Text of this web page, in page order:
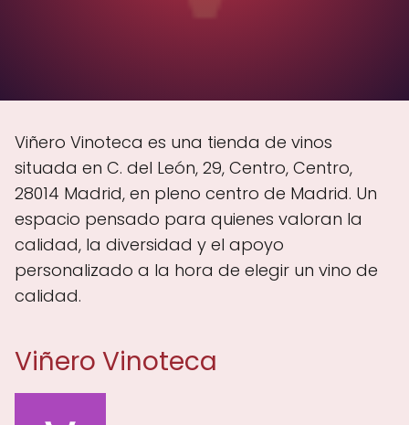
Viñero Vinoteca es una tienda de vinos
situada en C. del León, 29, Centro, Centro,
28014 Madrid, en pleno centro de Madrid. Un
espacio pensado para quienes valoran la
calidad, la diversidad y el apoyo
personalizado a la hora de elegir un vino de
calidad.
Viñero Vinoteca